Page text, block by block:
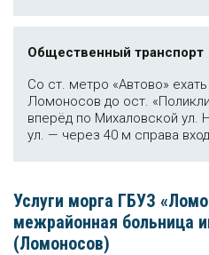
Общественный транспорт
Со ст. метро «Автово»
Ломоносов до ост.
вперёд по Михаловской ул.
ул. — через 40 м справа
Услуги морга ГБУЗ
межрайонная больница
(Ломоносов)